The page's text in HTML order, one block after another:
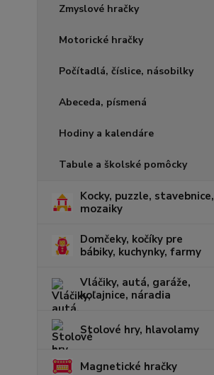
Zmyslové hračky
Motorické hračky
Počítadlá, číslice, násobilky
Abeceda, písmená
Hodiny a kalendáre
Tabule a školské pomôcky
Kocky, puzzle, stavebnice,
mozaiky
Domčeky, kočíky pre
bábiky, kuchynky, farmy
Vláčiky, autá, garáže,
koľajnice, náradia
Stolové hry, hlavolamy
Magnetické hračky